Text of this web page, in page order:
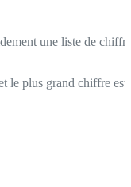
une liste de
le plus grand chiffre est